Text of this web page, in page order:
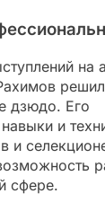
на
дзюдо. Его
и
и
сфере.